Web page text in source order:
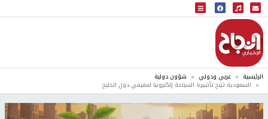
البث المباشر
إذاعة النجاح
الرئيسية عربي ودولي شؤون دولية
السعودية تتيح تأشيرة السياحة إلكترونيا لمقيمي دول الخليج